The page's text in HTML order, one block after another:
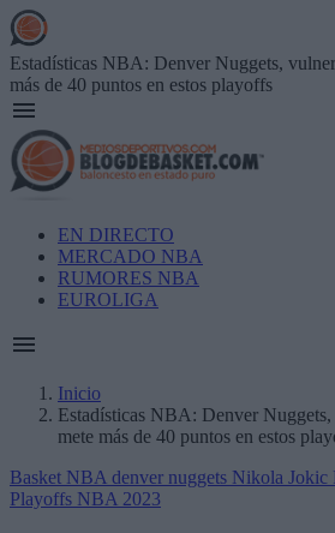
Skip
to
main
content
Estadísticas NBA: Denver Nuggets,
más de 40 puntos en estos playoffs
Main
navigation
EN DIRECTO
MERCADO NBA
RUMORES NBA
EUROLIGA
Breadcrumb
Inicio
Estadísticas NBA: Denver
mete más de 40 puntos en estos
Basket NBA denver nuggets Nikola Jokic
Playoffs NBA 2023